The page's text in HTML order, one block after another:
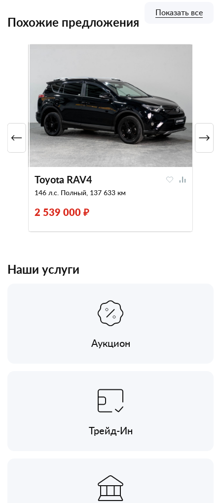
Похожие предложения
Toyota RAV4
146 л.с. Полный, 137 633 км
2 539 000 ₽
Показать все
Наши услуги
Аукцион
Трейд-Ин